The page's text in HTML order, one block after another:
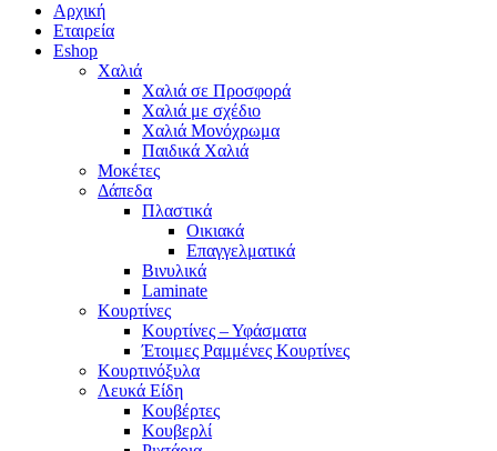
Αρχική
Εταιρεία
Eshop
Χαλιά
Χαλιά σε Προσφορά
Χαλιά με σχέδιο
Χαλιά Μονόχρωμα
Παιδικά Χαλιά
Μοκέτες
Δάπεδα
Πλαστικά
Οικιακά
Επαγγελματικά
Βινυλικά
Laminate
Κουρτίνες
Κουρτίνες – Υφάσματα
Έτοιμες Ραμμένες Κουρτίνες
Κουρτινόξυλα
Λευκά Είδη
Κουβέρτες
Κουβερλί